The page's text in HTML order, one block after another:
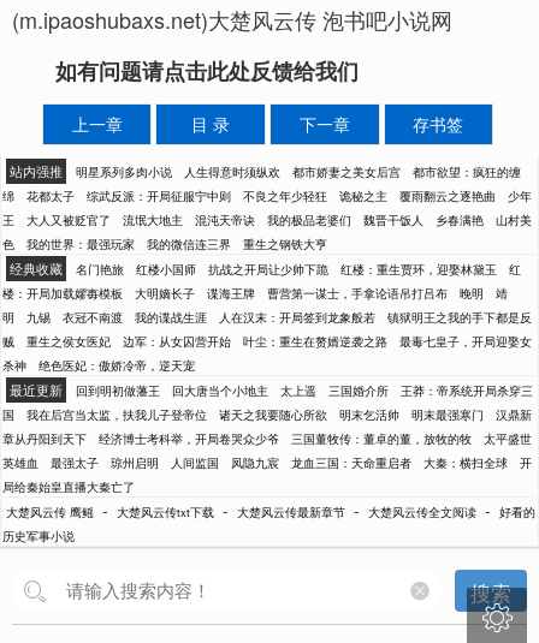
(m.ipaoshubaxs.net)大楚风云传 泡书吧小说网
如有问题请点击此处反馈给我们
上一章 目 录 下一章 存书签
站内强推 明星系列多肉小说 人生得意时须纵欢 都市娇妻之美女后宫
都市欲望：疯狂的缠
绵
花都太子 综武反派：开局征服宁中则 不良之年少轻狂 诡秘之主 覆雨翻云之逐艳曲
少年
王
大人又被贬官了 流氓大地主 混沌天帝诀 我的极品老婆们 魏晋干饭人 乡春满艳
山村美
色
我的世界：最强玩家 我的微信连三界 重生之钢铁大亨
经典收藏 名门艳旅 红楼小国师 抗战之开局让少帅下跪 红楼：重生贾环，迎娶林黛玉
红
楼：开局加载嫪毐模板
大明嫡长子 谍海王牌 曹营第一谋士，手拿论语吊打吕布 晚明
靖
明
九锡 衣冠不南渡 我的谍战生涯 人在汉末：开局签到龙象般若
镇狱明王之我的手下都是反
贼
重生之侯女医妃 边军：从女囚营开始 叶尘：重生在赘婿逆袭之路
最毒七皇子，开局迎娶女
杀神
绝色医妃：傲娇冷帝，逆天宠
最近更新 回到明初做藩王 回大唐当个小地主 太上遥 三国婚介所
王莽：帝系统开局杀穿三
国
我在后宫当太监，扶我儿子登帝位 诸天之我要随心所欲 明末乞活帅 明末最强寒门
汉鼎新
章从丹阳到天下
经济博士考科举，开局卷哭众少爷 三国董牧传：董卓的董，放牧的牧
太平盛世
英雄血
最强太子 琼州启明 人间监国 凤隐九宸 龙血三国：天命重启者 大秦：横扫全球
开
局给秦始皇直播大秦亡了
大楚风云传 鹰鳐 - 大楚风云传txt下载 - 大楚风云传最新章节 - 大楚风云传全文阅读 - 好看的
历史军事小说
搜索
